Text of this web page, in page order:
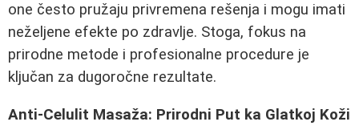
one često pružaju privremena rešenja i mogu imati
neželjene efekte po zdravlje. Stoga, fokus na
prirodne metode i profesionalne procedure je
ključan za dugoročne rezultate.
Anti-Celulit Masaža: Prirodni Put ka Glatkoj Koži